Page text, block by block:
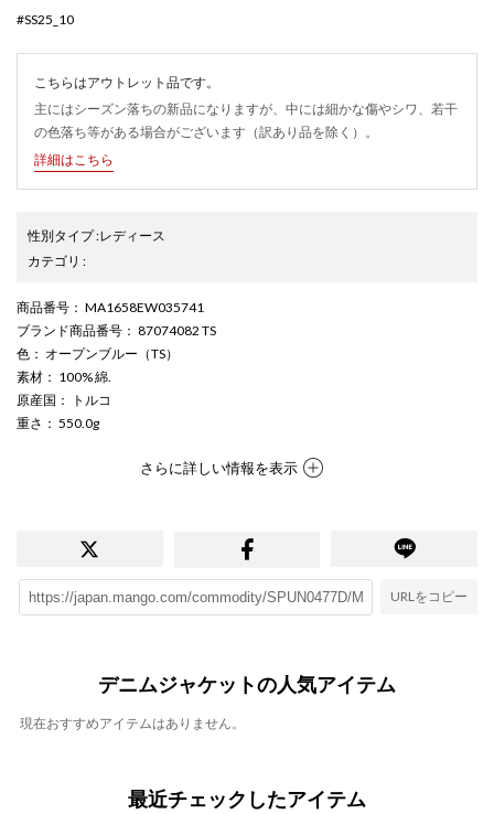
#SS25_10
こちらはアウトレット品です。
主にはシーズン落ちの新品になりますが、中には細かな傷やシワ、若干
の色落ち等がある場合がございます（訳あり品を除く）。
詳細はこちら
性別タイプ:レディース
カテゴリ :
商品番号 ： MA1658EW035741
ブランド商品番号 ： 87074082 TS
色 ： オープンブルー（TS）
素材 ： 100% 綿.
原産国 ： トルコ
重さ ： 550.0g
さらに詳しい情報を表示
URLをコピー
デニムジャケットの人気アイテム
現在おすすめアイテムはありません。
最近チェックしたアイテム